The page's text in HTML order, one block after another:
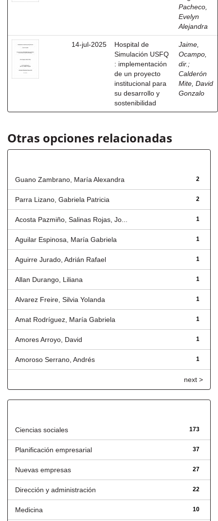
Pacheco,
Evelyn
Alejandra
14-jul-2025
Hospital de
Simulación USFQ
: implementación
de un proyecto
institucional para
su desarrollo y
sostenibilidad
Jaime,
Ocampo,
dir. ;
Calderón
Mite, David
Gonzalo
Otras opciones relacionadas
2
Guano Zambrano, María Alexandra
2
Parra Lizano, Gabriela Patricia
1
Acosta Pazmiño, Salinas Rojas, Jo...
1
Aguilar Espinosa, María Gabriela
1
Aguirre Jurado, Adrián Rafael
1
Allan Durango, Liliana
1
Alvarez Freire, Silvia Yolanda
1
Amat Rodríguez, María Gabriela
1
Amores Arroyo, David
1
Amoroso Serrano, Andrés
next >
173
Ciencias sociales
37
Planificación empresarial
27
Nuevas empresas
22
Dirección y administración
10
Medicina